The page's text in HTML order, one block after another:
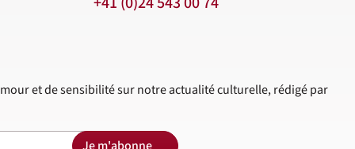
et de sensibilité sur notre actualité culturelle, rédigé par